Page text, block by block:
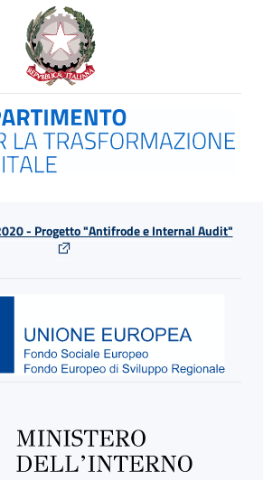
- Progetto "Antifrode e Internal Audit"